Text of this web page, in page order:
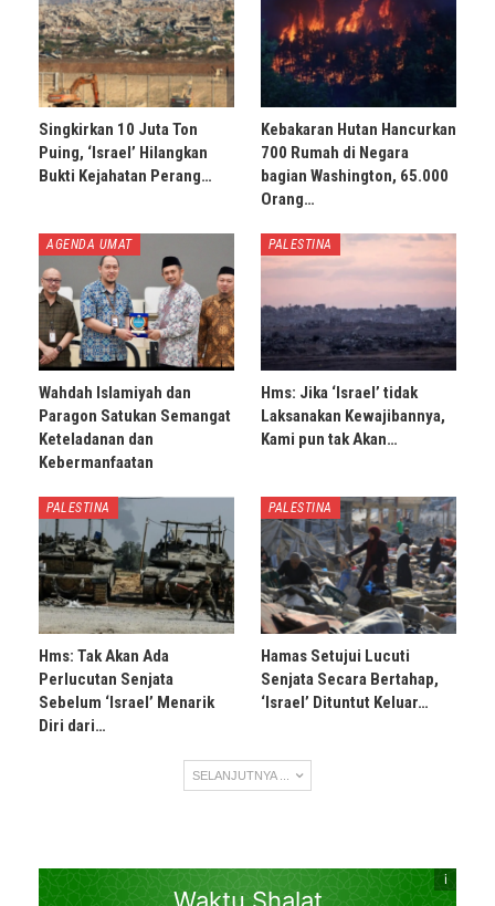
Singkirkan 10 Juta Ton
Puing, ‘Israel’ Hilangkan
Bukti Kejahatan Perang…
Kebakaran Hutan Hancurkan
700 Rumah di Negara
bagian Washington, 65.000
Orang…
AGENDA UMAT
Wahdah Islamiyah dan
Paragon Satukan Semangat
Keteladanan dan
Kebermanfaatan
PALESTINA
Hms: Jika ‘Israel’ tidak
Laksanakan Kewajibannya,
Kami pun tak Akan…
PALESTINA
Hms: Tak Akan Ada
Perlucutan Senjata
Sebelum ‘Israel’ Menarik
Diri dari…
PALESTINA
Hamas Setujui Lucuti
Senjata Secara Bertahap,
‘Israel’ Dituntut Keluar…
SELANJUTNYA ...